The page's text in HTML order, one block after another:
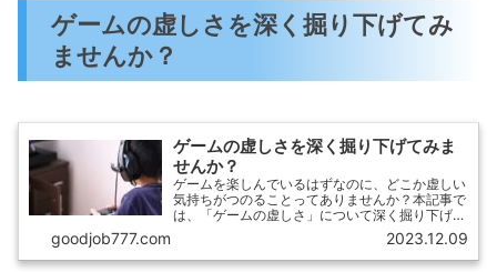
ゲームの虚しさを深く掘り下げてみ
ませんか？
ゲームの虚しさを深く掘り下げてみま
せんか？
ゲームを楽しんでいるはずなのに、どこか虚しい
気持ちがつのることってありませんか？本記事で
は、「ゲームの虚しさ」について深く掘り下げて
みましょう。何がゲームを虚しく感じさせるの
か、どんな解決策があるのかを一緒に考えていき
ます。私たちのゲーム体験に影響を与える要素を
goodjob777.com 2023.12.09